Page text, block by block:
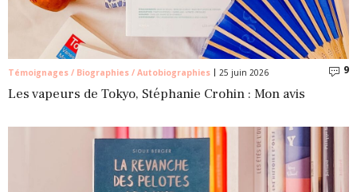
Témoignages / Biographies / Autobiographies 25 juin 2026 9
Les vapeurs de Tokyo, Stéphanie Crohin : Mon avis